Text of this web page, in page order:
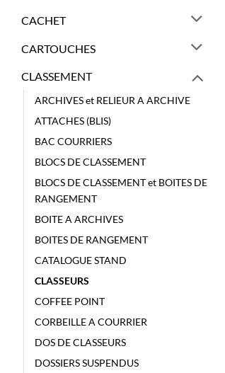
CACHET
CARTOUCHES
CLASSEMENT
ARCHIVES et RELIEUR A ARCHIVE
ATTACHES (BLIS)
BAC COURRIERS
BLOCS DE CLASSEMENT
BLOCS DE CLASSEMENT et BOITES DE
RANGEMENT
BOITE A ARCHIVES
BOITES DE RANGEMENT
CATALOGUE STAND
CLASSEURS
COFFEE POINT
CORBEILLE A COURRIER
DOS DE CLASSEURS
DOSSIERS SUSPENDUS
CLASSEMENT